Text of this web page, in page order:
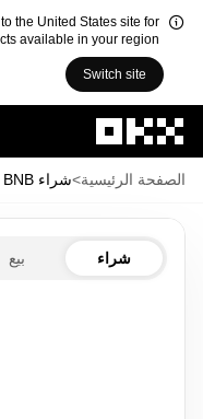
the United States site for
available in your region.
Switch site
الصفحة الرئيسية>شراء BNB
شراء بيع